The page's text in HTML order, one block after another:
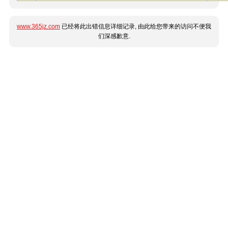
www.365jz.com 已经将此出错信息详细记录, 由此给您带来的访问不便我
们深感歉意.